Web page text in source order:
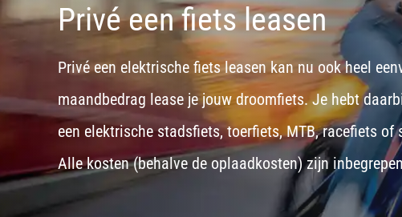
Privé een fiets leasen
Privé een elektrische fiets leasen kan nu ook heel
maandbedrag lease je jouw droomfiets. Je hebt
een elektrische stadsfiets, toerfiets,MTB,racefiets of
Alle kosten (behalve de oplaadkosten) zijn